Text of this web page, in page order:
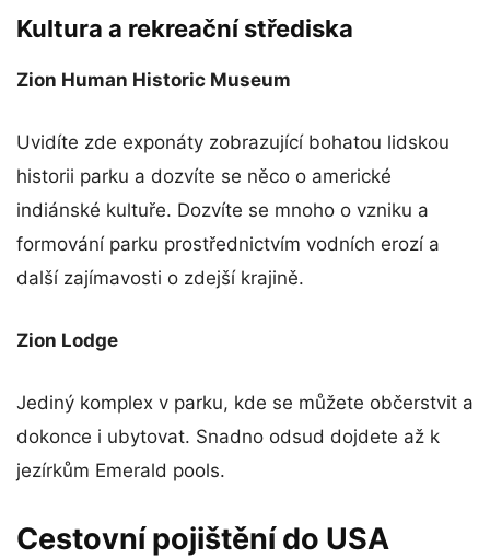
Kultura a rekreační střediska
Zion Human Historic Museum
Uvidíte zde exponáty zobrazující bohatou lidskou
historii parku a dozvíte se něco o americké
indiánské kultuře. Dozvíte se mnoho o vzniku a
formování parku prostřednictvím vodních erozí a
další zajímavosti o zdejší krajině.
Zion Lodge
Jediný komplex v parku, kde se můžete občerstvit a
dokonce i ubytovat. Snadno odsud dojdete až k
jezírkům Emerald pools.
Cestovní pojištění do USA